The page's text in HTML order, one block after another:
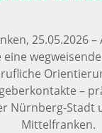
25.05.2026–
eine
–
Nürnberg-Stadt
Mittelfranken.